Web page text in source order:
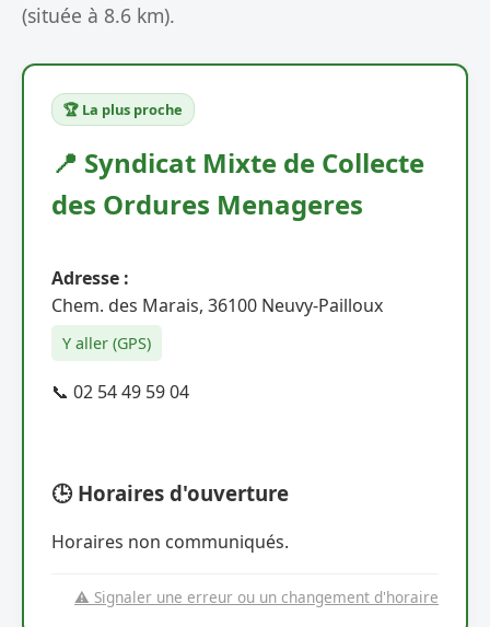
(située à 8.6 km).
🏆 La plus proche
📍 Syndicat Mixte de Collecte
des Ordures Menageres
Adresse :
Chem. des Marais, 36100 Neuvy-Pailloux
Y aller (GPS)
📞 02 54 49 59 04
🕒 Horaires d'ouverture
Horaires non communiqués.
⚠️ Signaler une erreur ou un changement d'horaire